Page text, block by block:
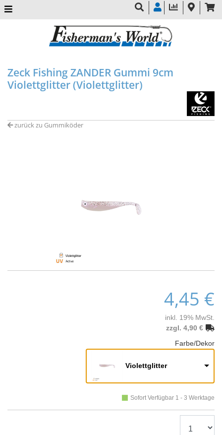
Zeck Fishing ZANDER Gummi 9cm
Violettglitter (Violettglitter)
zurück zu Gummiköder
4,45 €
inkl. 19% MwSt.
zzgl. 4,90 €
Farbe/Dekor
Violettglitter
Sofort Verfügbar 1 - 3 Werktage